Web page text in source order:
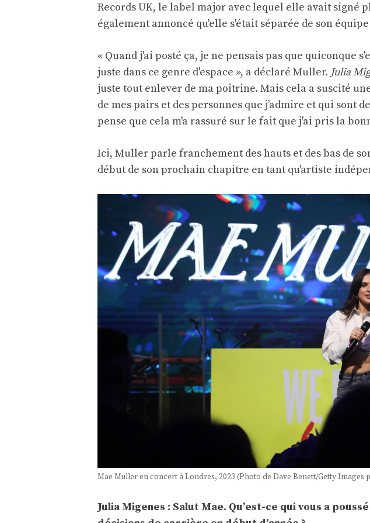
Records UK, le label major avec lequel elle avait signé
également annoncé qu'elle s'était séparée de son
« Quand j'ai posté ça, je ne pensais pas que quiconque
juste dans ce genre d'espace », a déclaré Muller. Julia
juste tout enlever de ma poitrine. Mais cela a suscité
de mes pairs et des personnes que j’admire et qui sont
pense que cela m'a rassuré sur le fait que j'ai pris la
Ici, Muller parle franchement des hauts et des bas de
début de son prochain chapitre en tant qu'artiste
Mae Muller en concert à Londres, 2023 (Photo de Dave Benett/Getty Images
Julia Migenes : Salut Mae. Qu’est-ce qui vous a